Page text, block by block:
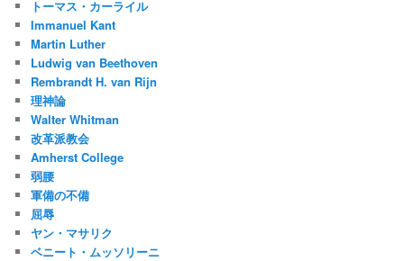
トーマス・カーライル
Immanuel Kant
Martin Luther
Ludwig van Beethoven
Rembrandt H. van Rijn
理神論
Walter Whitman
改革派教会
Amherst College
弱腰
軍備の不備
屈辱
ヤン・マサリク
ベニート・ムッソリーニ